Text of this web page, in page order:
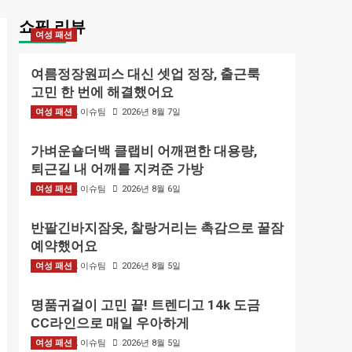
쇼핑 리뷰
여성 패션
여름정장원피스 대신 셋업 정장, 출근룩
고민 한 번에 해결했어요
BIZMARK 이슈팀 2026년 8월 7일
여성 패션
가벼운숄더백 클랩비 어깨편한 대용량,
퇴근길 내 어깨를 지켜준 가방
BIZMARK 이슈팀 2026년 8월 6일
여성 패션
반팔긴바지잠옷, 찰랑거리는 촉감으로 꿀잠
예약했어요
BIZMARK 이슈팀 2026년 8월 5일
여성 패션
명품귀걸이 고민 끝! 트렌디고 14k 도금
CC라인으로 매일 우아하게
BIZMARK 이슈팀 2026년 8월 5일
여성 패션